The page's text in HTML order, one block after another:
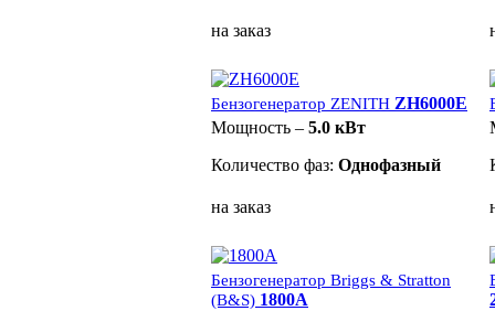
на заказ
Бензогенератор ZENITH ZH6000E
Мощность – 5.0 кВт
Количество фаз: Однофазный
на заказ
Бензогенератор Briggs & Stratton
(B&S) 1800A